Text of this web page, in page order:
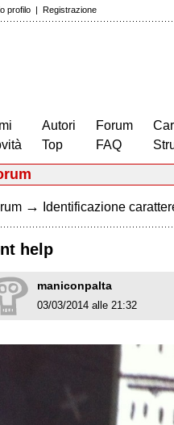
profilo | Registrazione
Autori
Top
Forum
FAQ
→ Identificazione
help
maniconpalta
03/03/2014 alle 21:32